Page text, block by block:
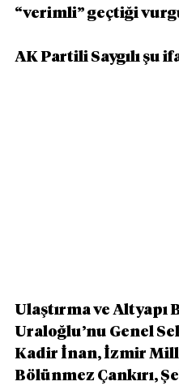
“verimli” geçtiği
AK Partili Saygılı şu
Ulaştırma ve Altyapı
Uraloğlu’nu Genel
Kadir İnan, İzmir
Bölünmez Çankırı,